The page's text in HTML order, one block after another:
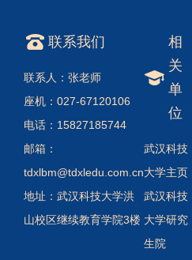
联系我们
联系人：张老师
座机：027-67120106
电话：15827185744
邮箱：
tdxlbm@tdxledu.com.cn
地址：武汉科技大学洪
山校区继续教育学院3楼
相
关
单
位
武汉科技
大学主页
武汉科技
大学研究
生院